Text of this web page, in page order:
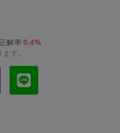
解率0.4%
す。